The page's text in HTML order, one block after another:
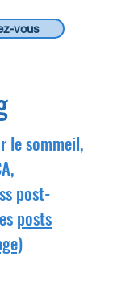
vous
le sommeil,
post-
posts